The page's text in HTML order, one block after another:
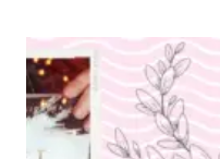
–